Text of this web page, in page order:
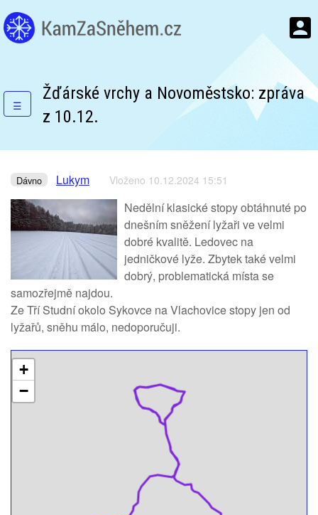
☰
Žďárské vrchy a Novoměstsko: zpráva
z 10.12.
Dávno Lukym Vloženo 10.12.2024 15:51
Nedělní klasické stopy obtáhnuté po
dnešním sněžení lyžaři ve velmi
dobré kvalitě. Ledovec na
jedničkové lyže. Zbytek také velmi
dobrý, problematická místa se
samozřejmě najdou.
Ze Tří Studní okolo Sykovce na Vlachovice stopy jen od
lyžařů, sněhu málo, nedoporučuji.
+
−